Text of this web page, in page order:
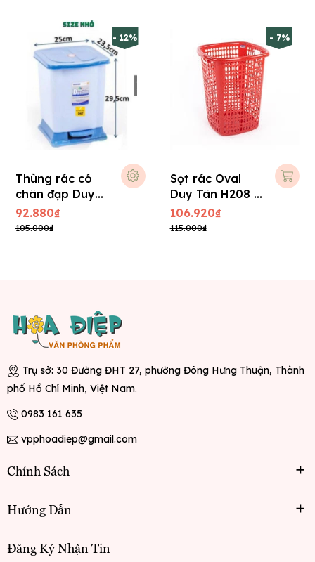
- 12%
Thùng rác có
chân đạp Duy
Tân
92.880₫
105.000₫
- 7%
Sọt rác Oval
Duy Tân H208 -
Cồ
106.920₫
115.000₫
Trụ sở: 30 Đường ĐHT 27, phường Đông Hưng Thuận, Thành
phố Hồ Chí Minh, Việt Nam.
0983 161 635
vpphoadiep@gmail.com
Chính Sách
Hướng Dẫn
Đăng Ký Nhận Tin